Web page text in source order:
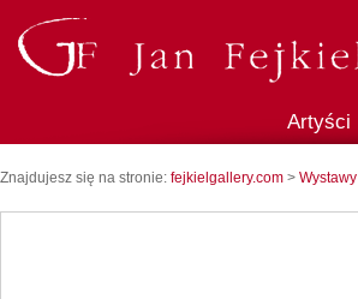
Artyści
Znajdujesz się na stronie: fejkielgallery.com > Wystawy